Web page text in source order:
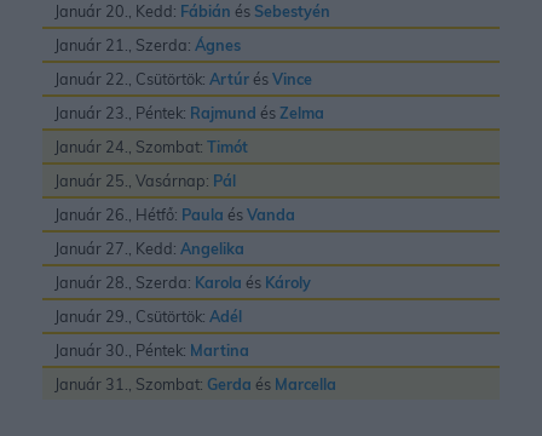
Január 20., Kedd: Fábián és Sebestyén
Január 21., Szerda: Ágnes
Január 22., Csütörtök: Artúr ésVince
Január 23., Péntek: Rajmund ésZelma
Január 24., Szombat: Timót
Január 25., Vasárnap: Pál
Január 26., Hétfő: Paula ésVanda
Január 27., Kedd: Angelika
Január 28., Szerda: Karola és Károly
Január 29., Csütörtök: Adél
Január 30., Péntek: Martina
Január 31., Szombat: Gerda és Marcella